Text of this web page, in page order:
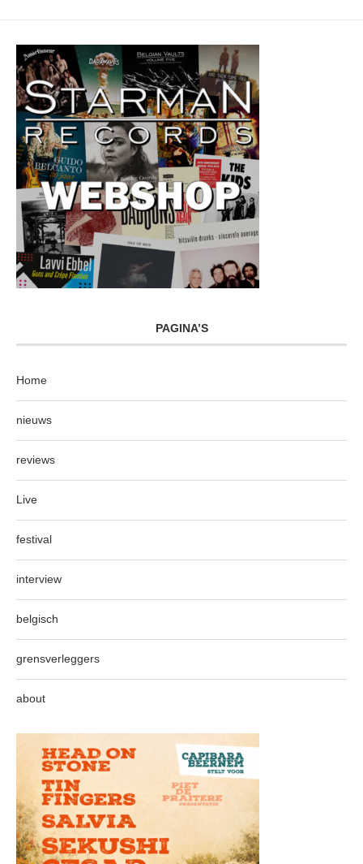
PAGINA’S
Home
nieuws
reviews
Live
festival
interview
belgisch
grensverleggers
about